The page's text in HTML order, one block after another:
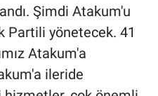
Şimdi Atakum'u
Partili yönetecek. 41
Atakum'a
ileride